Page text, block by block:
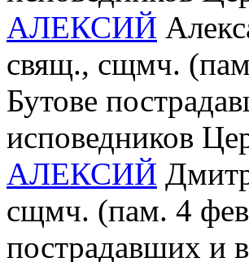
АЛЕКСИЙ
свящ., сщмч.
Бутове
исповедников
АЛЕКСИЙ
сщмч. (пам. 4
пострадавших и